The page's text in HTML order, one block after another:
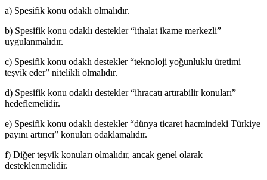
a) Spesifik konu odaklı olmalıdır.
b) Spesifik konu odaklı destekler “ithalat ikame merkezli”
uygulanmalıdır.
c) Spesifik konu odaklı destekler “teknoloji yoğunluklu üretimi
teşvik eder” nitelikli olmalıdır.
d) Spesifik konu odaklı destekler “ihracatı artırabilir konuları”
hedeflemelidir.
e) Spesifik konu odaklı destekler “dünya ticaret hacmindeki Türkiye
payını artırıcı” konuları odaklamalıdır.
f) Diğer teşvik konuları olmalıdır, ancak genel olarak
desteklenmelidir.